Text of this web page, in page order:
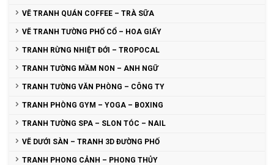
VẼ TRANH QUÁN COFFEE – TRÀ SỮA
VẼ TRANH TƯỜNG PHỐ CỔ – HOA GIẤY
TRANH RỪNG NHIỆT ĐỚI – TROPOCAL
TRANH TƯỜNG MẦM NON – ANH NGỮ
TRANH TƯỜNG VĂN PHÒNG – CÔNG TY
TRANH PHÒNG GYM – YOGA – BOXING
TRANH TƯỜNG SPA – SLON TÓC – NAIL
VẼ DƯỚI SÀN – TRANH 3D ĐƯỜNG PHỐ
TRANH PHONG CẢNH – PHONG THỦY